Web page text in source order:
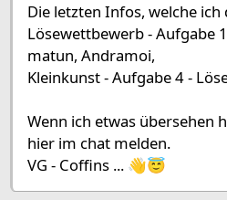
Die letzten Infos, welche
Lösewettbewerb - Aufgabe
matun, Andramoi,
Kleinkunst - Aufgabe 4 -
Wenn ich etwas übersehen
hier im chat melden.
VG - Coffins ... 👋😇